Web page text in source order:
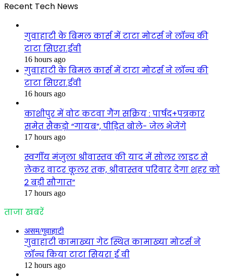
Recent Tech News
गुवाहाटी के बिमल कार्स में टाटा मोटर्स ने लॉन्च की
टाटा सिएरा.ईवी
16 hours ago
गुवाहाटी के बिमल कार्स में टाटा मोटर्स ने लॉन्च की
टाटा सिएरा.ईवी
16 hours ago
काशीपुर में वोट कटवा गैंग सक्रिय : पार्षद+पत्रकार
समेत सैकड़ो “गायब”, पीड़ित बोले- जेल भेजेंगे
17 hours ago
स्वर्गीय मंजुला श्रीवास्तव की याद में सोलर लाइट से
लेकर वाटर कूलर तक, श्रीवास्तव परिवार देगा शहर को
2 बड़ी सौगात”
17 hours ago
ताजा खबरें
असम/गुवाहाटी
गुवाहाटी कामाख्या गेट स्थित कामाख्या मोटर्स ने
लॉन्च किया टाटा सियरा ई वी
12 hours ago